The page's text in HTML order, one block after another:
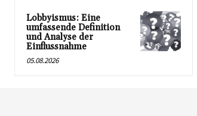
Lobbyismus: Eine
umfassende Definition
und Analyse der
Einflussnahme
05.08.2026